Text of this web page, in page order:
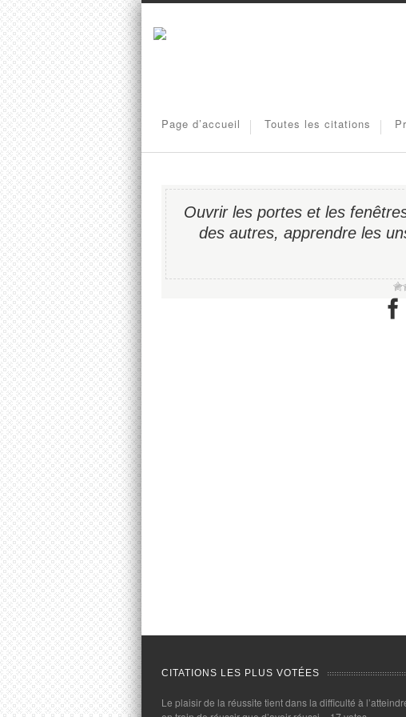
Page d’accueil Toutes les citations
Ouvrir les portes et les
des autres, apprendre les
CITATIONS LES PLUS VOTÉES
Le plaisir de la réussite tient dans la difficulté à